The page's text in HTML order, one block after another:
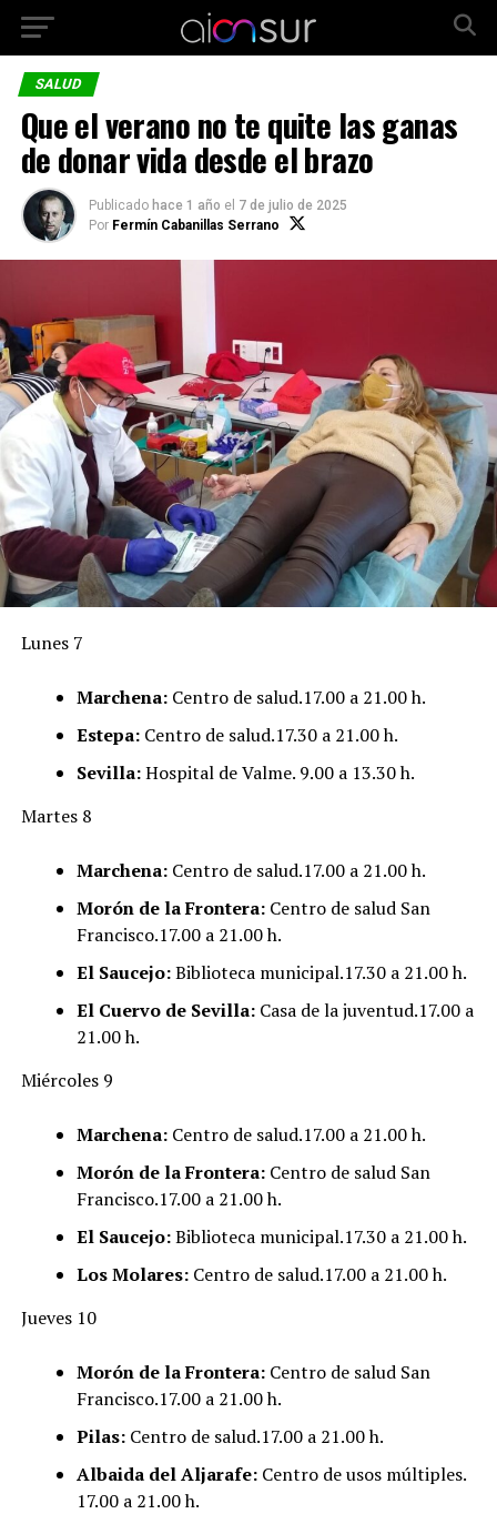
SALUD
Que el verano no te quite las ganas
de donar vida desde el brazo
Publicado hace 1 año el 7 de julio de 2025
Por Fermín Cabanillas Serrano
Lunes 7
Marchena: Centro de salud.17.00 a 21.00 h.
Estepa: Centro de salud.17.30 a 21.00 h.
Sevilla:Hospital de Valme. 9.00 a 13.30 h.
Martes 8
Marchena: Centro de salud.17.00 a 21.00 h.
Morón de la Frontera: Centro de salud San
Francisco.17.00 a 21.00 h.
El Saucejo:Biblioteca municipal.17.30 a 21.00 h.
El Cuervo de Sevilla: Casa de la juventud.17.00 a
21.00 h.
Miércoles 9
Marchena: Centro de salud.17.00 a 21.00 h.
Morón de la Frontera: Centro de salud San
Francisco.17.00 a 21.00 h.
El Saucejo:Biblioteca municipal.17.30 a 21.00 h.
Los Molares: Centro de salud.17.00 a 21.00 h.
Jueves 10
Morón de la Frontera: Centro de salud San
Francisco.17.00 a 21.00 h.
Pilas: Centro de salud.17.00 a 21.00 h.
Albaida del Aljarafe:Centro de usos múltiples.
17.00 a 21.00 h.